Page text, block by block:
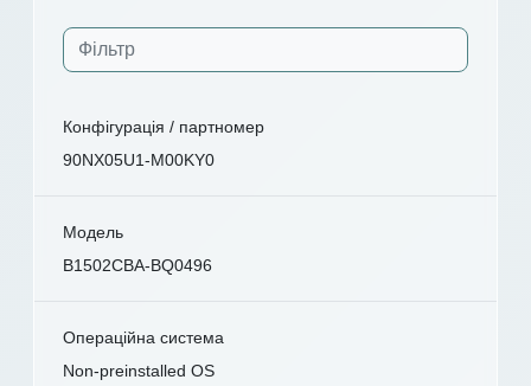
Конфігурація / партномер
90NX05U1-M00KY0
Модель
B1502CBA-BQ0496
Операційна система
Non-preinstalled OS